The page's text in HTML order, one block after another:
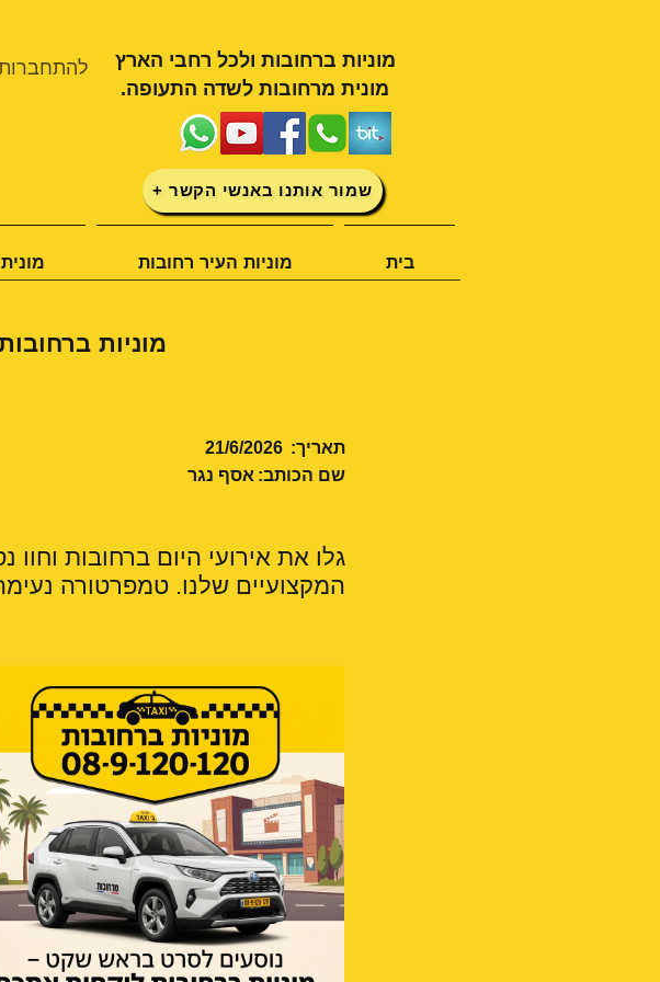
מוניות ברחובות ולכל רחבי הארץ
מונית מרחובות לשדה התעופה.
שמור אותנו באנשי הקשר +
בית מוניות העיר רחובות
מוניות
21/6/2026 תאריך:
אסף נגר שם הכותב:
גלו את אירועי היום ברחובות
המקצועיים שלנו. טמפרטורה נעימה של 21.5 מעלות צלזיוס